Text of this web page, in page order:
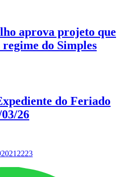
aprova projeto que
do Simples
do Feriado
26
2021 2223